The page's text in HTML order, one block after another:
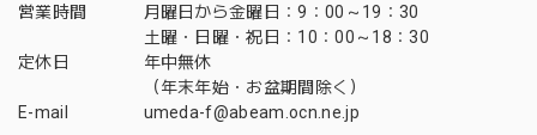
営業時間
月曜日から金曜日：9：00～19：30
土曜・日曜・祝日：10：00～18：30
定休日
年中無休
（年末年始・お盆期間除く）
E-mail
umeda-f@abeam.ocn.ne.jp